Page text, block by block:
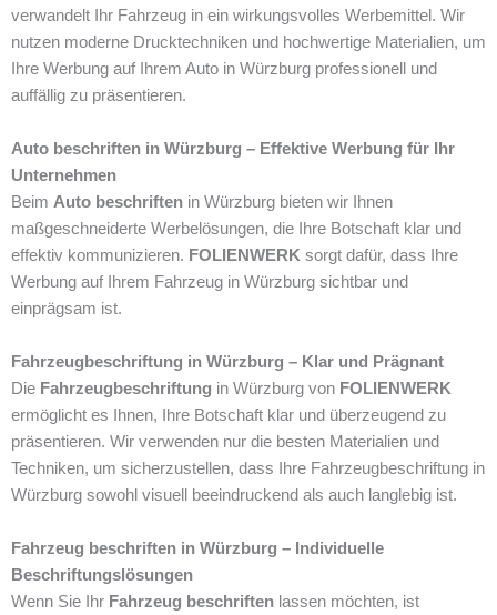
verwandelt Ihr Fahrzeug in ein wirkungsvolles Werbemittel. Wir
nutzen moderne Drucktechniken und hochwertige Materialien, um
Ihre Werbung auf Ihrem Auto in Würzburg professionell und
auffällig zu präsentieren.
Auto beschriften in Würzburg – Effektive Werbung für Ihr
Unternehmen
Beim Auto beschriften in Würzburg bieten wir Ihnen
maßgeschneiderte Werbelösungen, die Ihre Botschaft klar und
effektiv kommunizieren. FOLIENWERK sorgt dafür, dass Ihre
Werbung auf Ihrem Fahrzeug in Würzburg sichtbar und
einprägsam ist.
Fahrzeugbeschriftung in Würzburg – Klar und Prägnant
Die Fahrzeugbeschriftung in Würzburg von FOLIENWERK
ermöglicht es Ihnen, Ihre Botschaft klar und überzeugend zu
präsentieren. Wir verwenden nur die besten Materialien und
Techniken, um sicherzustellen, dass Ihre Fahrzeugbeschriftung in
Würzburg sowohl visuell beeindruckend als auch langlebig ist.
Fahrzeug beschriften in Würzburg – Individuelle
Beschriftungslösungen
Wenn Sie Ihr Fahrzeug beschriften lassen möchten, ist